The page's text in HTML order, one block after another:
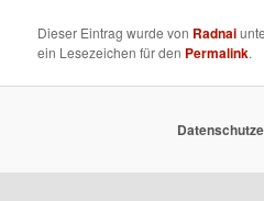
Dieser Eintrag wurde von Radnai
ein Lesezeichen für den Permalink.